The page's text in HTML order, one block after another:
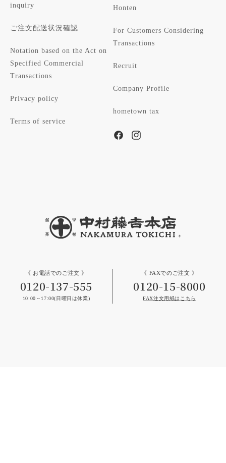
inquiry
ご注文配送状況確認
Notation based on the Act on
Specified Commercial
Transactions
Privacy policy
Terms of service
Honten
For Customers Considering
Transactions
Recruit
Company Profile
hometown tax
FacebookInstagram
《 お電話でのご注文 》
0120-137-555
10:00～17:00(日曜日は休業)
《 FAXでのご注文 》
0120-15-8000
FAX注文用紙はこちら